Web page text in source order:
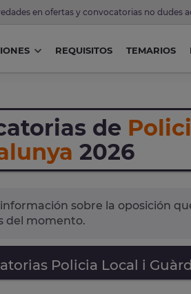
en ofertas y convocatorias no dudes
REQUISITOS TEMARIOS
de
2026
sobre la oposición
del momento.
Policia Local i